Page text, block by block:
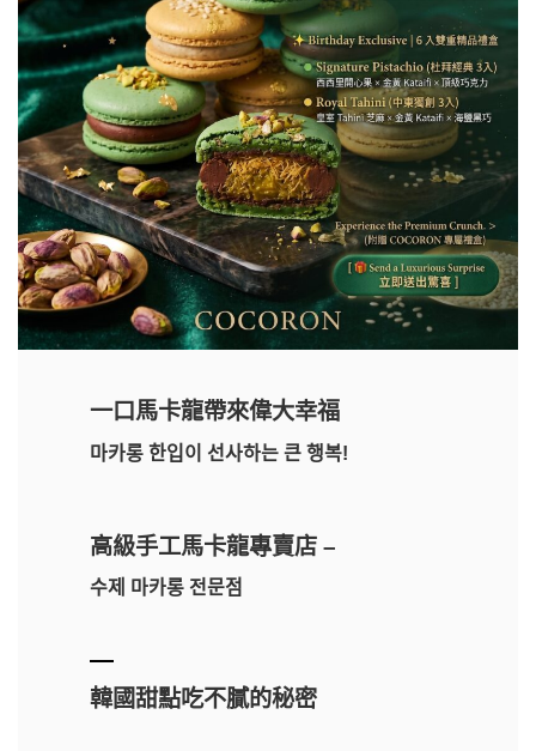
一口馬卡龍帶來偉大幸福
마카롱 한입이 선사하는 큰 행복!
高級手工馬卡龍專賣店 –
수제 마카롱 전문점
韓國甜點吃不膩的秘密